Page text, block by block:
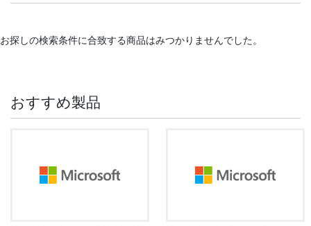
お探しの検索条件に合致する商品はみつかりませんでした。
おすすめ製品